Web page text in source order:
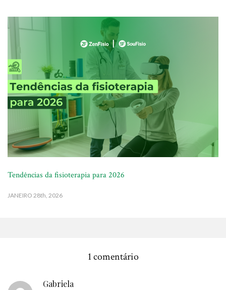
Tendências da fisioterapia para 2026
JANEIRO 28th, 2026
1 comentário
Gabriela